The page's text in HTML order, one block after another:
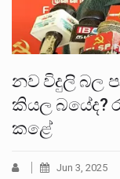
නව විදුලි බල
කියල බයේද?
කළේ
Jun 3, 2025